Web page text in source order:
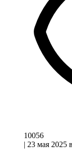
10056
| 23 мая 2025